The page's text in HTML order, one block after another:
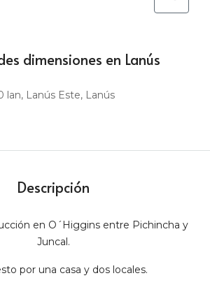
dimensiones en Lanús
lan, Lanús Este, Lanús
Descripción
en O´Higgins entre Pichincha y
Juncal.
por una casa y dos locales.